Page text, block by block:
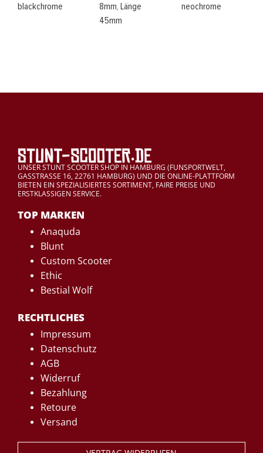
blackchrome
8mm, Länge
45mm
neochrome
UNSER STUNT SCOOTER SHOP IN HAMBURG (FUNSPORTWELT,
GASSTRASSE 16, 22761 HAMBURG) UND DIE ONLINE-PLATTFORM
BIETEN EIN SPEZIALISIERTES SORTIMENT, FAIRE PREISE UND
ERSTKLASSIGEN SERVICE.
TOP MARKEN
Anaquda
Blunt
Custom Scooter
Ethic
Bestial Wolf
RECHTLICHES
Impressum
Datenschutz
AGB
Widerruf
Bezahlung
Retoure
Versand